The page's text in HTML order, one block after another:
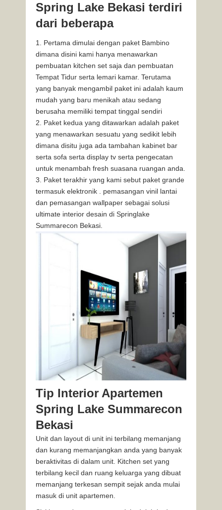
Spring Lake Bekasi terdiri
dari beberapa
Pertama dimulai dengan paket Bambino
dimana disini kami hanya menawarkan
pembuatan kitchen set saja dan pembuatan
Tempat Tidur serta lemari kamar. Terutama
yang banyak mengambil paket ini adalah kaum
mudah yang baru menikah atau sedang
berusaha memiliki tempat tinggal sendiri
Paket kedua yang ditawarkan adalah paket
yang menawarkan sesuatu yang sedikit lebih
dimana disitu juga ada tambahan kabinet bar
serta sofa serta display tv serta pengecatan
untuk menambah fresh suasana ruangan anda.
Paket terakhir yang kami sebut paket grande
termasuk elektronik . pemasangan vinil lantai
dan pemasangan wallpaper sebagai solusi
ultimate interior desain di Springlake
Summarecon Bekasi.
Tip Interior Apartemen
Spring Lake Summarecon
Bekasi
Unit dan layout di unit ini terbilang memanjang
dan kurang memanjangkan anda yang banyak
beraktivitas di dalam unit. Kitchen set yang
terbilang kecil dan ruang keluarga yang dibuat
memanjang terkesan sempit sejak anda mulai
masuk di unit apartemen.